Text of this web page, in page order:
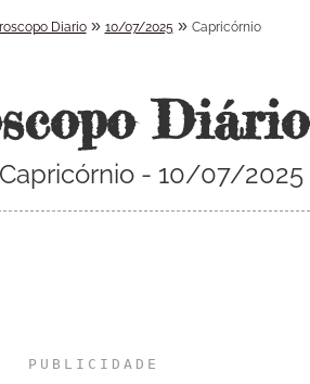
Diario» 10/07/2025 » Capricórnio
Diário
- 10/07/2025